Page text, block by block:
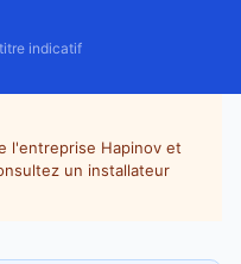
indicatif
l'entreprise Hapinov et
un installateur